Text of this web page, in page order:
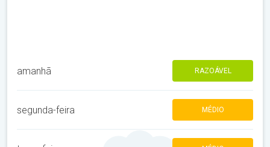
amanhã RAZOÁVEL
segunda-feira MÉDIO